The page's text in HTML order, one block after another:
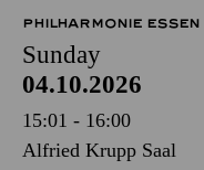
PHILHARMONIE ESSEN
Sunday
04.10.2026
15:01 - 16:00
Alfried Krupp Saal